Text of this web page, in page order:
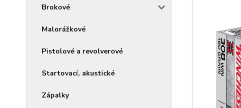
Brokové
Malorážkové
Pistolové a revolverové
Startovací, akustické
Zápalky